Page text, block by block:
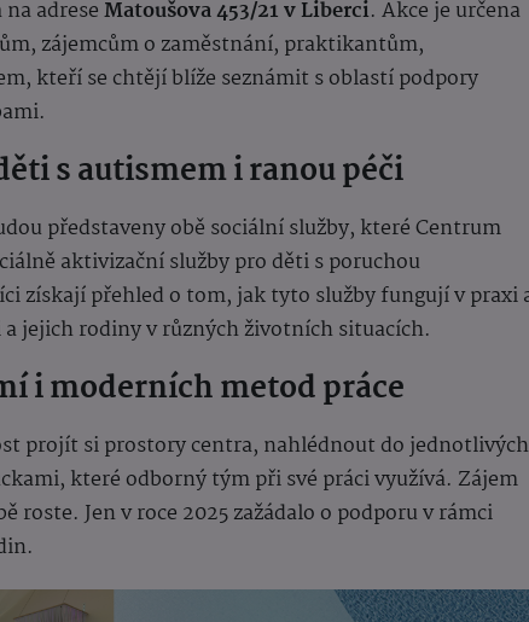
adreseMatoušova 453/21 v Liberci. Akce je určena
zájemcům o zaměstnání, praktikantům,
kteří se chtějí blíže seznámit s oblastí podpory
s autismem i ranou péči
představeny obě sociální služby, které Centrum
aktivizační služby pro děti s poruchou
získají přehled o tom, jak tyto služby fungují v praxi
jejich rodiny v různých životních situacích.
i moderních metod práce
projít si prostory centra, nahlédnout do jednotlivých
které odborný tým při své práci využívá. Zájem
roste. Jen v roce 2025 zažádalo o podporu v rámci